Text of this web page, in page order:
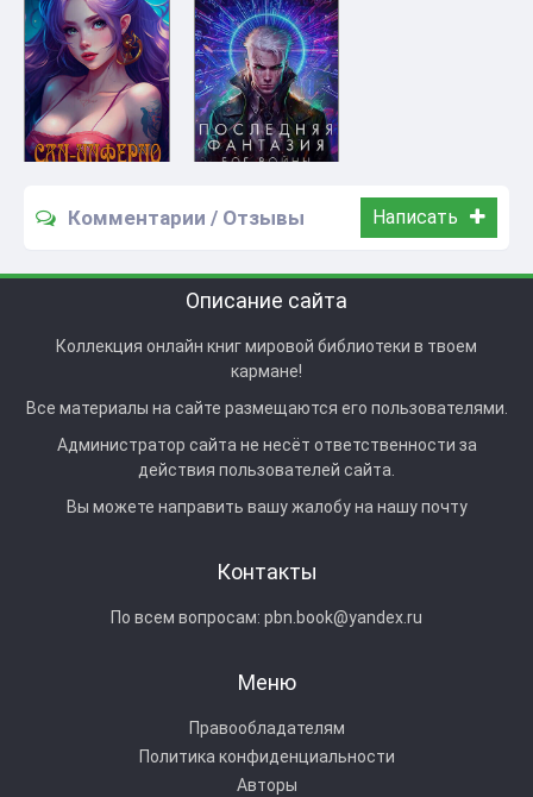
Комментарии / Отзывы Написать
Описание сайта
Коллекция онлайн книг мировой библиотеки в твоем
кармане!
Все материалы на сайте размещаются его пользователями.
Администратор сайта не несёт ответственности за
действия пользователей сайта.
Вы можете направить вашу жалобу на нашу почту
Контакты
По всем вопросам: pbn.book@yandex.ru
Меню
Правообладателям
Политика конфиденциальности
Авторы